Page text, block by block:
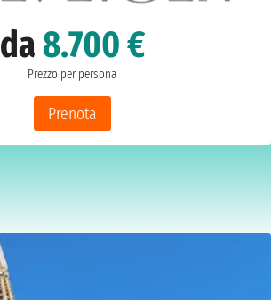
da8.700 €
Prezzo per persona
Prenota